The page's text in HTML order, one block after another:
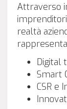
Attraverso
realtà
Digital
Smart
CSR e